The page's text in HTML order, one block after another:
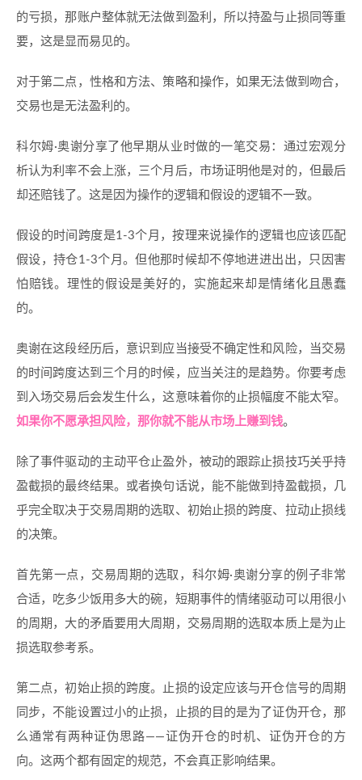
的亏损，那账户整体就无法做到盈利，所以持盈与止损同等重
要，这是显而易见的。
对于第二点，性格和方法、策略和操作，如果无法做到吻合，
交易也是无法盈利的。
科尔姆·奥谢分享了他早期从业时做的一笔交易：通过宏观分
析认为利率不会上涨，三个月后，市场证明他是对的，但最后
却还赔钱了。这是因为操作的逻辑和假设的逻辑不一致。
假设的时间跨度是1-3个月，按理来说操作的逻辑也应该匹配
假设，持仓1-3个月。但他那时候却不停地进进出出，只因害
怕赔钱。理性的假设是美好的，实施起来却是情绪化且愚蠢
的。
奥谢在这段经历后，意识到应当接受不确定性和风险，当交易
的时间跨度达到三个月的时候，应当关注的是趋势。你要考虑
到入场交易后会发生什么，这意味着你的止损幅度不能太窄。
如果你不愿承担风险，那你就不能从市场上赚到钱。
除了事件驱动的主动平仓止盈外，被动的跟踪止损技巧关乎持
盈截损的最终结果。或者换句话说，能不能做到持盈截损，几
乎完全取决于交易周期的选取、初始止损的跨度、拉动止损线
的决策。
首先第一点，交易周期的选取，科尔姆·奥谢分享的例子非常
合适，吃多少饭用多大的碗，短期事件的情绪驱动可以用很小
的周期，大的矛盾要用大周期，交易周期的选取本质上是为止
损选取参考系。
第二点，初始止损的跨度。止损的设定应该与开仓信号的周期
同步，不能设置过小的止损，止损的目的是为了证伪开仓，那
么通常有两种证伪思路——证伪开仓的时机、证伪开仓的方
向。这两个都有固定的规范，不会真正影响结果。